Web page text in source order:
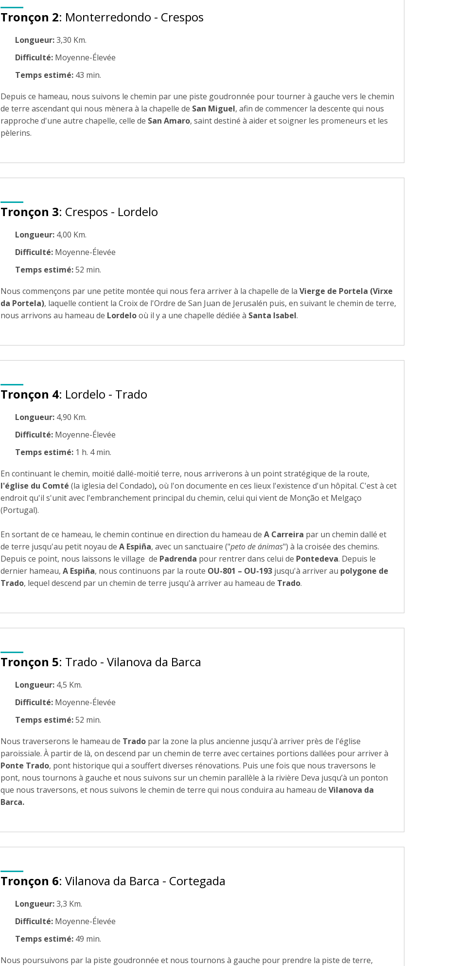
Tronçon 2: Monterredondo - Crespos
Longueur:3,30 Km.
Difficulté:Moyenne-Élevée
Temps estimé:43 min.
Depuis ce hameau, nous suivons le chemin par une piste goudronnée pour tourner à gauche vers le chemin
de terre ascendant qui nous mènera à la chapelle de San Miguel, afin de commencer la descente qui nous
rapproche d'une autre chapelle, celle de San Amaro, saint destiné à aider et soigner les promeneurs et les
pèlerins.
Tronçon 3: Crespos - Lordelo
Longueur:4,00 Km.
Difficulté:Moyenne-Élevée
Temps estimé:52 min.
Nous commençons par une petite montée qui nous fera arriver à la chapelle de la Vierge de Portela (Virxe
da Portela), laquelle contient la Croix de l'Ordre de San Juan de Jerusalén puis, en suivant le chemin de terre,
nous arrivons au hameau de Lordelooù il y a une chapelle dédiée à Santa Isabel.
Tronçon 4: Lordelo - Trado
Longueur:4,90 Km.
Difficulté:Moyenne-Élevée
Temps estimé:1 h. 4 min.
En continuant le chemin, moitié dallé-moitié terre, nous arriverons à un point stratégique de la route,
l'église du Comté (la iglesia del Condado), où l'on documente en ces lieux l'existence d'un hôpital. C'est à cet
endroit qu'il s'unit avec l'embranchement principal du chemin, celui qui vient de Monção et Melgaço
(Portugal).
En sortant de ce hameau, le chemin continue en direction du hameau de A Carreira par un chemin dallé et
de terre jusqu'au petit noyau de A Espiña, avec un sanctuaire ("peto de ánimas") à la croisée des chemins.
Depuis ce point, nous laissons le village de Padrenda pour rentrer dans celui de Pontedeva. Depuis le
dernier hameau, A Espiña, nous continuons par la route OU-801 – OU-193jusqu'à arriver au polygone de
Trado, lequel descend par un chemin de terre jusqu'à arriver au hameau de Trado.
Tronçon 5: Trado - Vilanova da Barca
Longueur:4,5 Km.
Difficulté:Moyenne-Élevée
Temps estimé:52 min.
Nous traverserons le hameau de Trado par la zone la plus ancienne jusqu'à arriver près de l'église
paroissiale. À partir de là, on descend par un chemin de terre avec certaines portions dallées pour arriver à
Ponte Trado, pont historique qui a souffert diverses rénovations. Puis une fois que nous traversons le
pont, nous tournons à gauche et nous suivons sur un chemin parallèle à la rivière Deva jusqu’à un ponton
que nous traversons, et nous suivons le chemin de terre qui nous conduira au hameau de Vilanova da
Barca.
Tronçon 6: Vilanova da Barca - Cortegada
Longueur:3,3 Km.
Difficulté:Moyenne-Élevée
Temps estimé:49 min.
Nous poursuivons par la piste goudronnée et nous tournons à gauche pour prendre la piste de terre,